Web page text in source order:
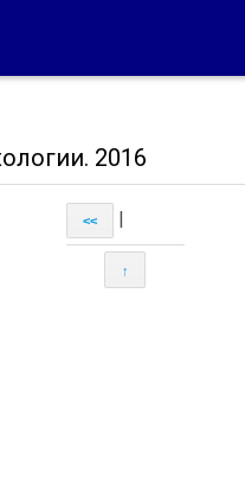
2016
<<
↑